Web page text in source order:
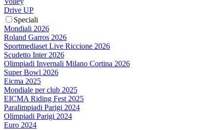
Drive UP
Speciali
Mondiali 2026
Roland Garros 2026
Sportmediaset Live Riccione 2026
Scudetto Inter 2026
Olimpiadi Invernali Milano Cortina 2026
Super Bowl 2026
Eicma 2025
Mondiale per club 2025
EICMA Riding Fest 2025
Paralimpiadi Parigi 2024
Olimpiadi Parigi 2024
Euro 2024